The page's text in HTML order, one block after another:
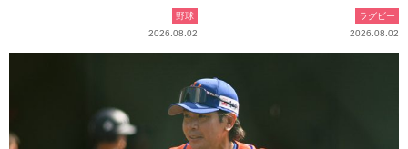
野球
2026.08.02
ラグビー
2026.08.02